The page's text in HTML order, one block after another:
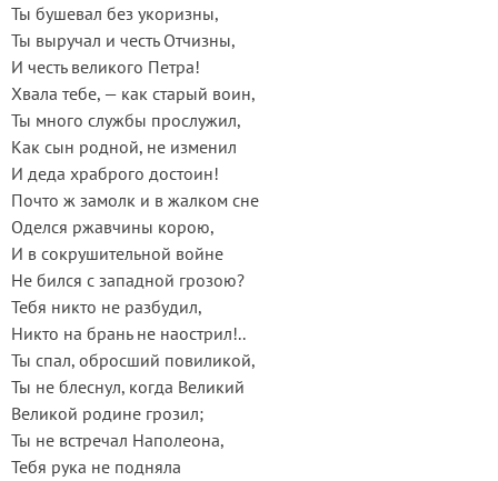
Ты бушевал без укоризны,
Ты выручал и честь Отчизны,
И честь великого Петра!
Хвала тебе, — как старый воин,
Ты много службы прослужил,
Как сын родной, не изменил
И деда храброго достоин!
Почто ж замолк и в жалком сне
Оделся ржавчины корою,
И в сокрушительной войне
Не бился с западной грозою?
Тебя никто не разбудил,
Никто на брань не наострил!..
Ты спал, обросший повиликой,
Ты не блеснул, когда Великий
Великой родине грозил;
Ты не встречал Наполеона,
Тебя рука не подняла